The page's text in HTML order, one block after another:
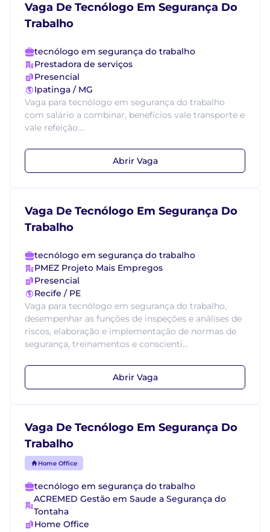
Vaga De Tecnólogo Em Segurança Do
Trabalho
tecnólogo em segurança do trabalho
Prestadora de serviços
Presencial
Ipatinga / MG
Vaga para tecnólogo em segurança do trabalho
com salário a combinar, benefícios vale transporte e
vale refeição....
Abrir Vaga
Vaga De Tecnólogo Em Segurança Do
Trabalho
tecnólogo em segurança do trabalho
PMEZ Projeto Mais Empregos
Presencial
Recife / PE
Vaga para tecnólogo em segurança do trabalho,
desempenhar as funções de inspeções e análises de
riscos, elaboração e implementação de normas de
segurança, treinamentos e conscienti...
Abrir Vaga
Vaga De Tecnólogo Em Segurança Do
Trabalho
Home Office
tecnólogo em segurança do trabalho
ACREMED Gestão em Saude a Segurança do
Tontaha
Home Office